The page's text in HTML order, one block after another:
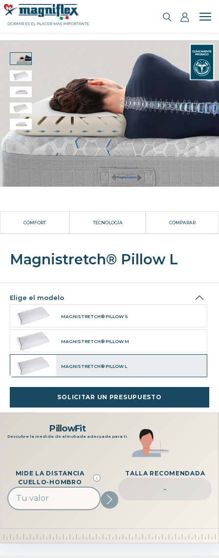
COMFORT TECNOLOGÍA COMPARAR
Magnistretch® Pillow L
Elige el modelo
MAGNISTRETCH® PILLOW S
MAGNISTRETCH® PILLOW M
MAGNISTRETCH® PILLOW L
SOLICITAR UN PRESUPUESTO
PillowFit
Descubre la medida de almohada adecuada para ti.
MIDE LA DISTANCIA
CUELLO-HOMBRO
TALLA RECOMENDADA
-